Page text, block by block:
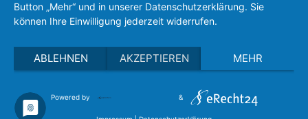
Button „Mehr“ und in unserer Datenschutzerklärung. Sie
können Ihre Einwilligung jederzeit widerrufen.
ABLEHNEN AKZEPTIEREN MEHR
Powered by &